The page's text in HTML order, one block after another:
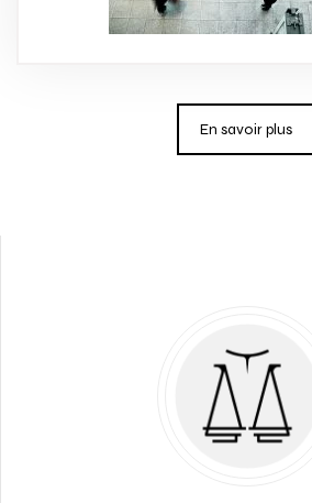
En savoir plus